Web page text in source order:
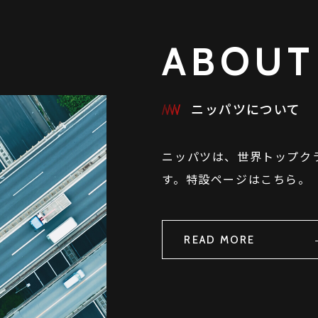
ニッパツについて
ニッパツは、世界トップ
す。特設ページはこちら。
READ MORE